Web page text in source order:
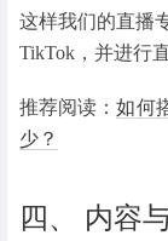
这样我们的直播
TikTok，并进行直
推荐阅读：如何
少？
四、 内容